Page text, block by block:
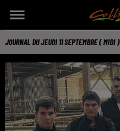
JOURNAL DU JEUDI 11 SEPTEMBRE ( MIDI )